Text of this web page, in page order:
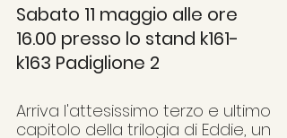
Sabato 11 maggio alle ore
16.00 presso lo stand k161-
k163 Padiglione 2
Arriva l'attesissimo terzo e ultimo
capitolo della trilogia di Eddie, un